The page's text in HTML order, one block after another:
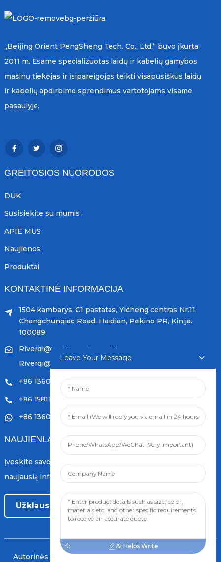
„Beijing Orient PengSheng Tech. Co., Ltd.“ buvo įkurta
2011 m. Esame specializuotas laidų ir kabelių gamybos
mašinų tiekėjas ir įsipareigojęs teikti visapusiškus laidų
ir kabelių apdirbimo sprendimus vartotojams visame
pasaulyje.
GREITOSIOS NUORODOS
DUK
Susisiekite su mumis
APIE MUS
Naujienos
Produktai
KONTAKTINĖ INFORMACIJA
1504 kambarys, C1 pastatas, Yicheng centras Nr.11,
Changchunqiao Road, Haidian, Pekino PR, Kinija.
100089
Riverqi@weldingwiremachine.com
Riverqi@vip.126.com
+86 13601249252
+86 15811121796
+86 13601249252
NAUJIENLAIŠKIAI
Įveskite savo el. pašto adresą ir mes atsiųsime jums
naujausią informaciją apie planus.
Užklausa Dabar
Autorinės teisės © 2024 Orient PengSheng Tech.Com
Leave Your Message
AI Helps Write